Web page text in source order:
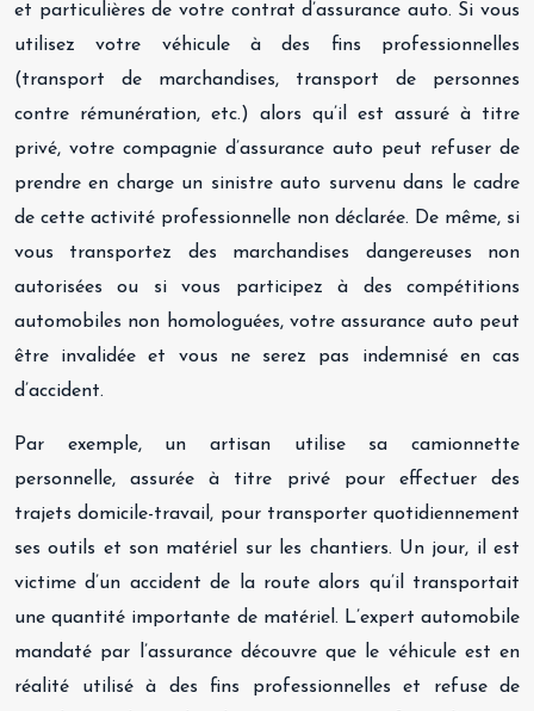
et particulières de votre contrat d’assurance auto. Si vous
utilisez votre véhicule à des fins professionnelles
(transport de marchandises, transport de personnes
contre rémunération, etc.) alors qu’il est assuré à titre
privé, votre compagnie d’assurance auto peut refuser de
prendre en charge un sinistre auto survenu dans le cadre
de cette activité professionnelle non déclarée. De même, si
vous transportez des marchandises dangereuses non
autorisées ou si vous participez à des compétitions
automobiles non homologuées, votre assurance auto peut
être invalidée et vous ne serez pas indemnisé en cas
d’accident.
Par exemple, un artisan utilise sa camionnette
personnelle, assurée à titre privé pour effectuer des
trajets domicile-travail, pour transporter quotidiennement
ses outils et son matériel sur les chantiers. Un jour, il est
victime d’un accident de la route alors qu’il transportait
une quantité importante de matériel. L’expert automobile
mandaté par l’assurance découvre que le véhicule est en
réalité utilisé à des fins professionnelles et refuse de